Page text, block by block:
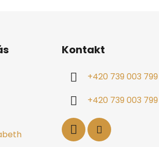
Kontakt
+420 739 003 799
+420 739 003 799